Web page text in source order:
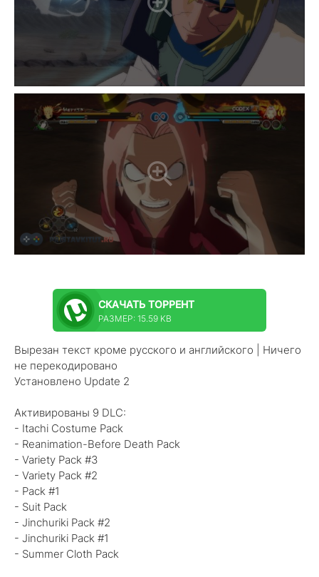
СКАЧАТЬ ТОРРЕНТ
РАЗМЕР: 15.59 KB
Вырезан текст кроме русского и английского | Ничего
не перекодировано
Установлено Update 2
Активированы 9 DLC:
- Itachi Costume Pack
- Reanimation-Before Death Pack
- Variety Pack #3
- Variety Pack #2
- Pack #1
- Suit Pack
- Jinchuriki Pack #2
- Jinchuriki Pack #1
- Summer Cloth Pack